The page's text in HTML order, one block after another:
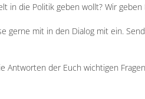
in die Politik geben wollt? Wir
gerne mit in den Dialog mit ein.
Antworten der Euch wichtigen